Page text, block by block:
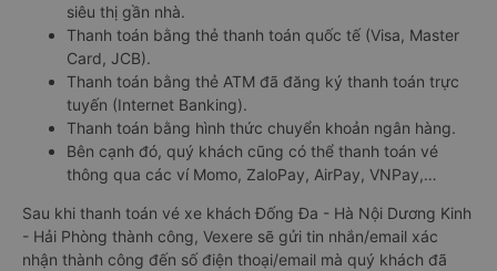
siêu thị gần nhà.
Thanh toán bằng thẻ thanh toán quốc tế (Visa, Master
Card, JCB).
Thanh toán bằng thẻ ATM đã đăng ký thanh toán trực
tuyến (Internet Banking).
Thanh toán bằng hình thức chuyển khoản ngân hàng.
Bên cạnh đó, quý khách cũng có thể thanh toán vé
thông qua các ví Momo, ZaloPay, AirPay, VNPay,…
Sau khi thanh toán vé xe khách Đống Đa - Hà Nội Dương Kinh
- Hải Phòng thành công, Vexere sẽ gửi tin nhắn/email xác
nhận thành công đến số điện thoại/email mà quý khách đã